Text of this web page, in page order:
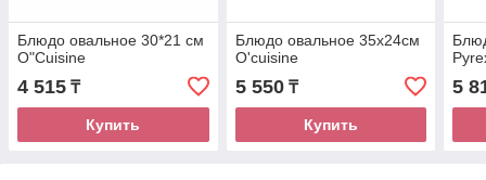
Блюдо овальное 30*21 см
O"Cuisine
4 515 ₸
Купить
Блюдо овальное 35х24см
O'cuisine
5 550₸
Купить
5